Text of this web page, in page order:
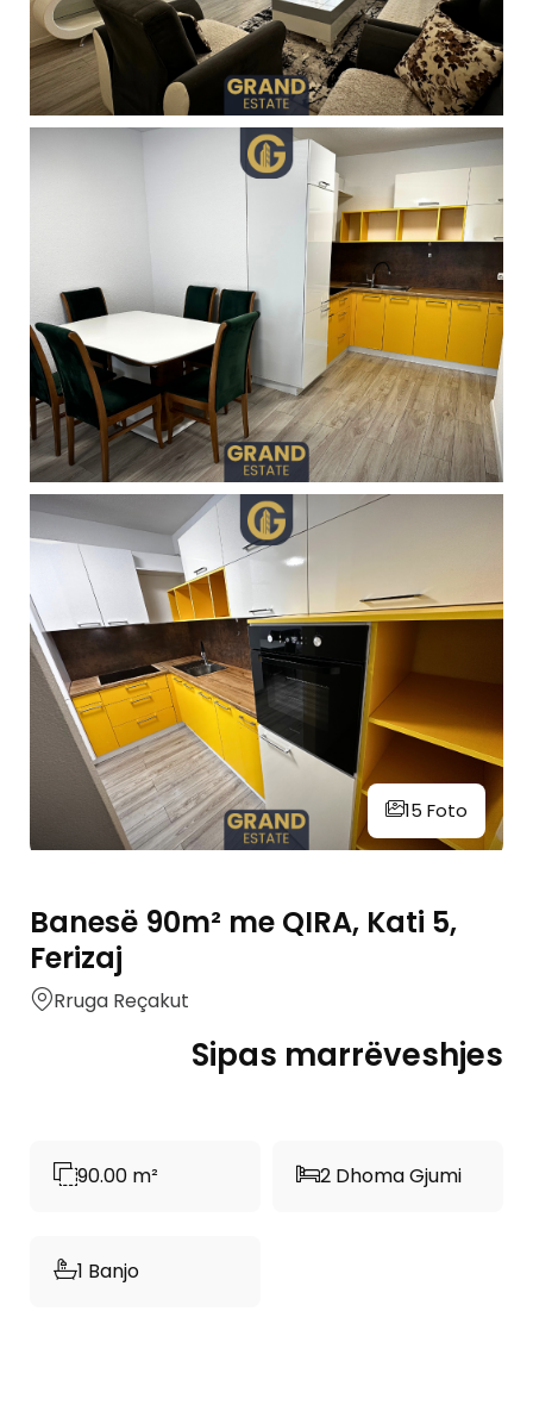
15 Foto
Banesë 90m² me QIRA, Kati 5,
Ferizaj
Rruga Reçakut
Sipas marrëveshjes
90.00 m² 2 Dhoma Gjumi
1 Banjo